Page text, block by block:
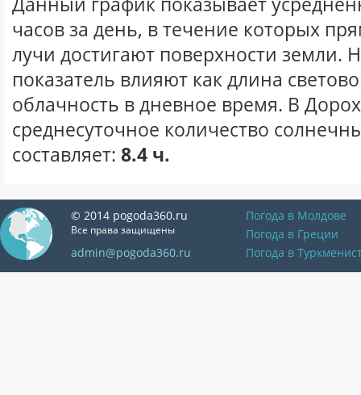
часов за день, в течение которых
лучи достигают поверхности земли.
показатель влияют как длина
облачность в дневное время. В
среднесуточное количество
составляет: 8.4 ч.
© 2014 pogoda360.ru
Все права защищены
admin@pogoda360.ru
Погода в Молдове
Погода в Греции
Погода в